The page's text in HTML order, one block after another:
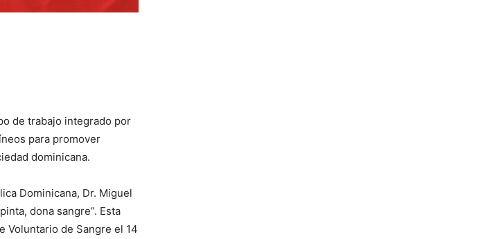
de trabajo integrado por
para promover
dominicana.
Dominicana, Dr. Miguel
dona sangre”. Esta
Voluntario de Sangre el 14